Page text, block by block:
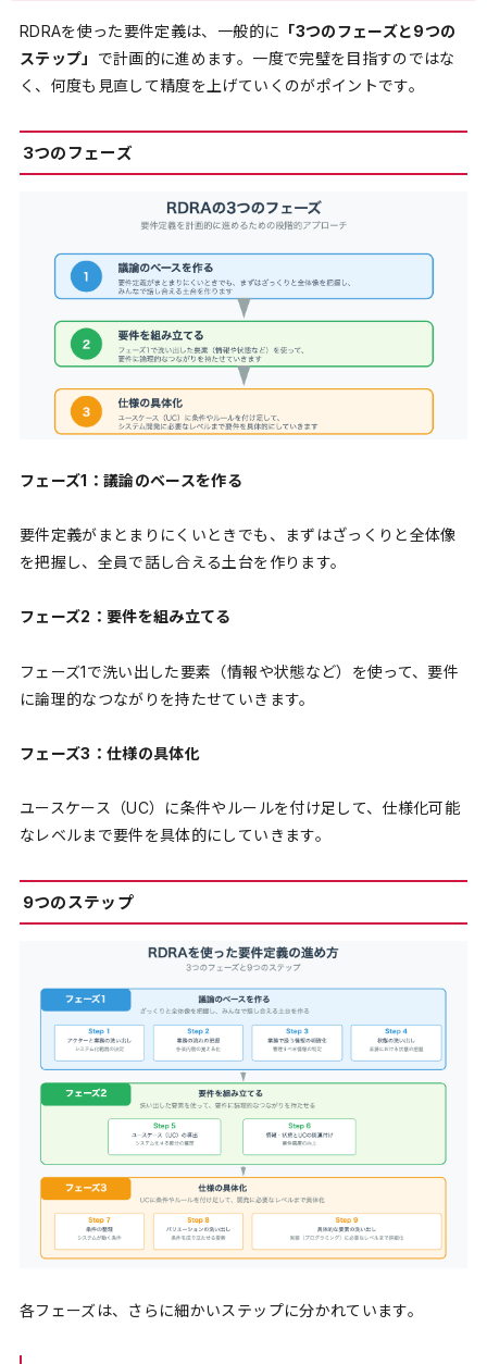
RDRAを使った要件定義は、一般的に 「3つのフェーズと9つの
ステップ」 で計画的に進めます。一度で完璧を目指すのではな
く、何度も見直して精度を上げていくのがポイントです。
3つのフェーズ
フェーズ1：議論のベースを作る
要件定義がまとまりにくいときでも、まずはざっくりと全体像
を把握し、全員で話し合える土台を作ります。
フェーズ2：要件を組み立てる
フェーズ1で洗い出した要素（情報や状態など）を使って、要件
に論理的なつながりを持たせていきます。
フェーズ3：仕様の具体化
ユースケース（UC）に条件やルールを付け足して、仕様化可能
なレベルまで要件を具体的にしていきます。
9つのステップ
各フェーズは、さらに細かいステップに分かれています。